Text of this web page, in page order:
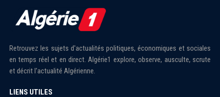
Retrouvez les sujets d'actualités politiques, économiques et sociales
en temps réel et en direct. Algérie1 explore, observe, ausculte, scrute
et décrit l'actualité Algérienne.
LIENS UTILES